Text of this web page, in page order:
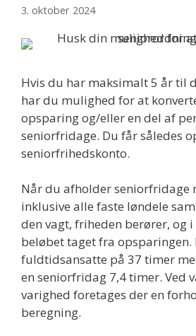
3. oktober 2024
Hvis du har maksimalt 5 år til
har du mulighed for at
opsparing og/eller en del af
seniorfridage. Du får således
seniorfrihedskonto.
Når du afholder seniorfridage
inklusive alle faste løndele
den vagt, friheden berører, og
beløbet taget fra opsparingen.
fuldtidsansatte på 37 timer
en seniorfridag 7,4 timer. Ved
varighed foretages der en
beregning.